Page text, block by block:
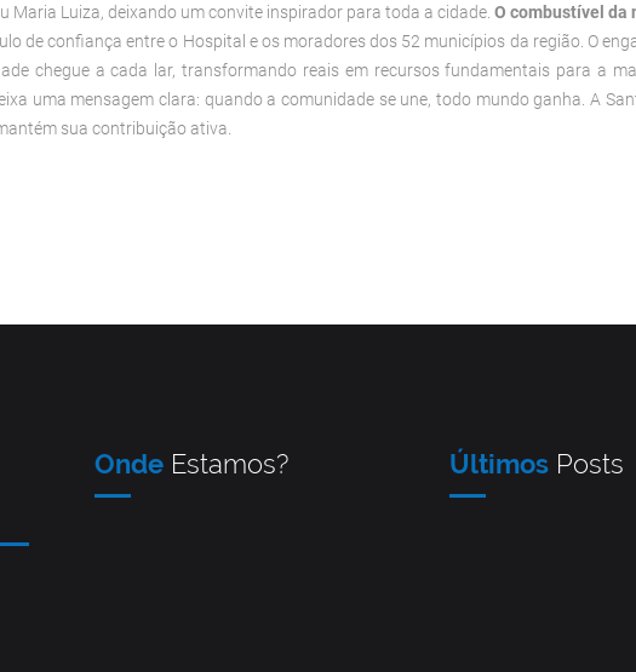
Maria Luiza, deixando um convite inspirador para toda a cidade. O combustível da
de confiança entre o Hospital e os moradores dos 52 municípios da região. O
chegue a cada lar, transformando reais em recursos fundamentais para a
uma mensagem clara: quando a comunidade se une, todo mundo ganha. A
sua contribuição ativa.
Onde Estamos? ÚltimosPosts